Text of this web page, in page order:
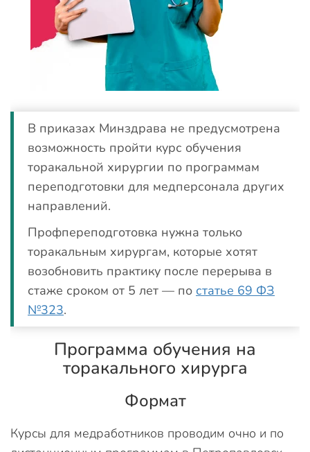
В приказах Минздрава не предусмотрена
возможность пройти курс обучения
торакальной хирургии по программам
переподготовки для медперсонала других
направлений.
Профпереподготовка нужна только
торакальным хирургам, которые хотят
возобновить практику после перерыва в
стаже сроком от 5 лет — по статье 69 ФЗ
№323.
Программа обучения на
торакального хирурга
Формат
Курсы для медработников проводим очно и по